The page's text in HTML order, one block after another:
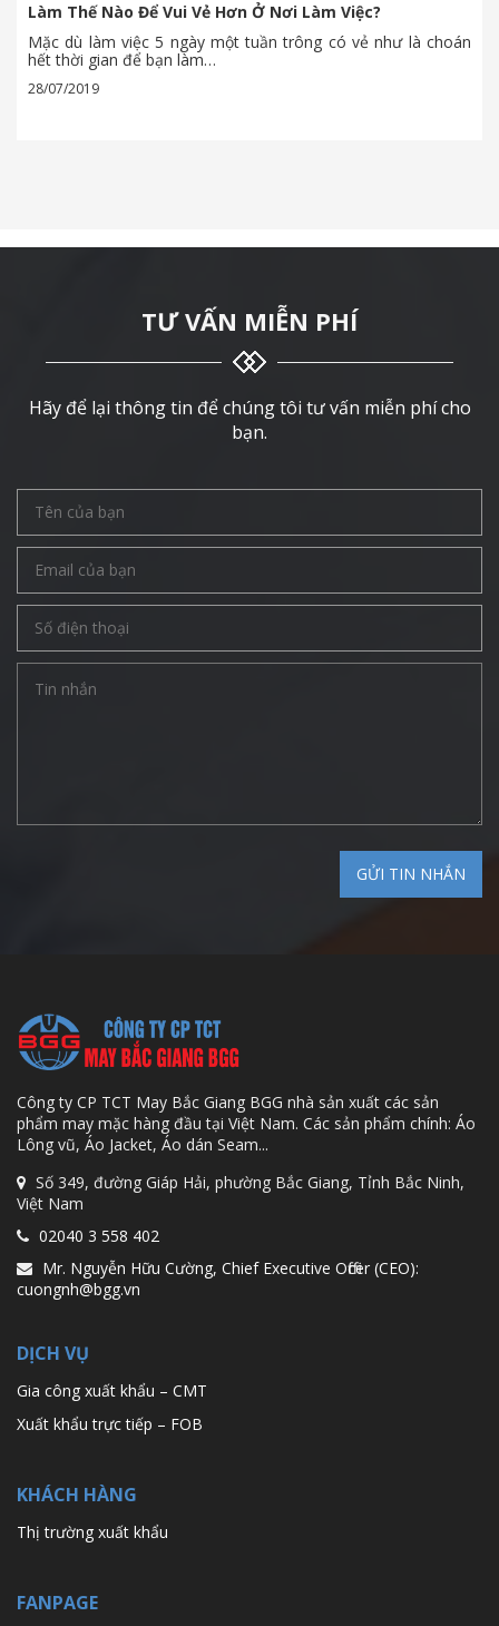
Làm Thế Nào Để Vui Vẻ Hơn Ở Nơi Làm Việc?
Mặc dù làm việc 5 ngày một tuần trông có vẻ như là choán
hết thời gian để bạn làm…
28/07/2019
TƯ VẤN MIỄN PHÍ
Hãy để lại thông tin để chúng tôi tư vấn miễn phí cho
bạn.
Công ty CP TCT May Bắc Giang BGG nhà sản xuất các sản
phẩm may mặc hàng đầu tại Việt Nam. Các sản phẩm chính: Áo
Lông vũ, Áo Jacket, Áo dán Seam...
Số 349, đường Giáp Hải, phường Bắc Giang, Tỉnh Bắc Ninh,
Việt Nam
02040 3 558 402
Mr. Nguyễn Hữu Cường, Chief Executive Officer (CEO):
cuongnh@bgg.vn
DỊCH VỤ
Gia công xuất khẩu – CMT
Xuất khẩu trực tiếp – FOB
KHÁCH HÀNG
Thị trường xuất khẩu
FANPAGE